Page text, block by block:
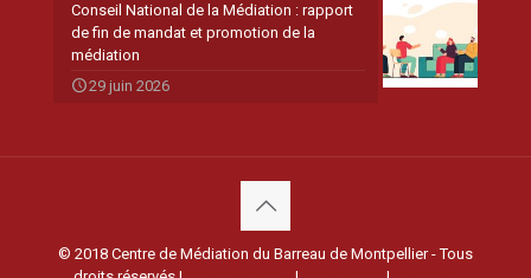
Conseil National de la Médiation : rapport
de fin de mandat et promotion de la
médiation
29 juin 2026
© 2018 Centre de Médiation du Barreau de Montpellier - Tous